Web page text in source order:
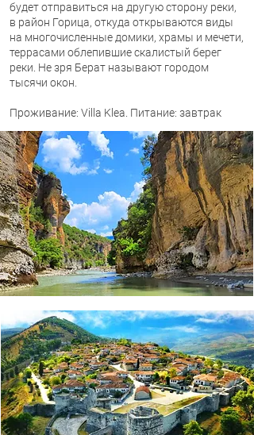
будет отправиться на другую сторону реки,
в район Горица, откуда открываются виды
на многочисленные домики, храмы и мечети,
террасами облепившие скалистый берег
реки. Не зря Берат называют городом
тысячи окон.
Проживание: Villa Klea. Питание: завтрак